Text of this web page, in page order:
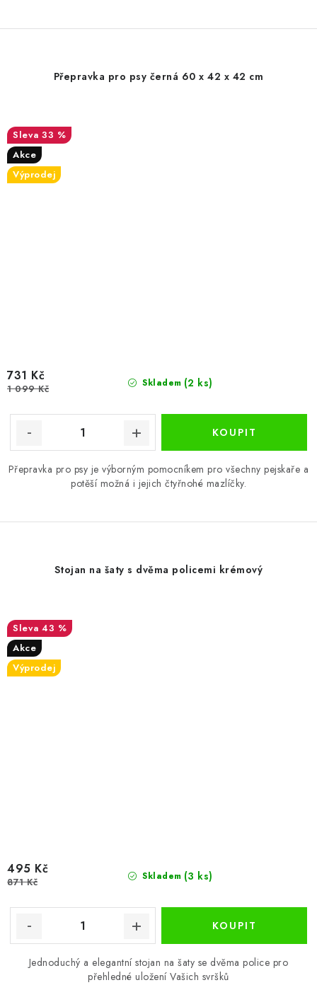
Přepravka pro psy černá 60 x 42 x 42 cm
33 %
Akce
Výprodej
Skladem (2 ks)
731 Kč
1 099 Kč
Přepravka pro psy je výborným pomocníkem pro všechny pejskaře a
potěší možná i jejich čtyřnohé mazlíčky.
Stojan na šaty s dvěma policemi krémový
43 %
Akce
Výprodej
Skladem (3 ks)
495 Kč
871 Kč
Jednoduchý a elegantní stojan na šaty se dvěma police pro
přehledné uložení Vašich svršků